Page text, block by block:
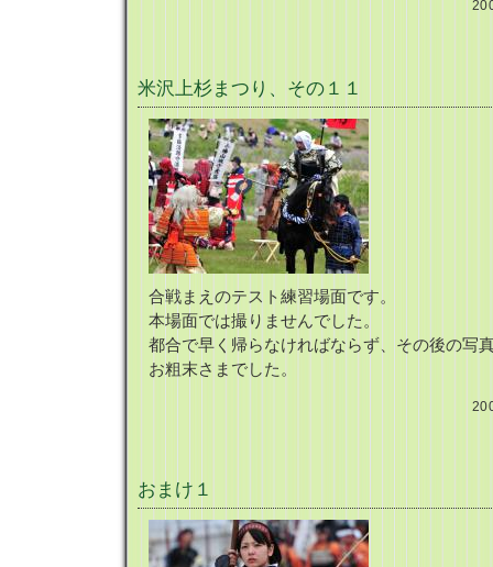
米沢上杉まつり、その１１
合戦まえのテスト練習場面です。
本場面では撮りませんでした。
都合で早く帰らなければならず、その後の写
お粗末さまでした。
おまけ１